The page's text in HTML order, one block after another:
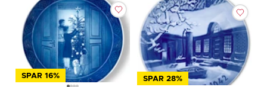
SPAR 16% SPAR 28%